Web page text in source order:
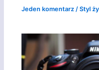
Jeden komentarz /Styl